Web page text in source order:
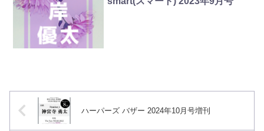
ハーパーズ バザー 2024年10月号増刊